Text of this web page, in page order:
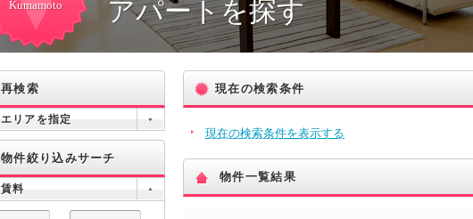
Kumamoto
アパートを探す
再検索
エリアを指定
物件絞り込みサーチ
賃料
現在の検索条件
現在の検索条件を表示する
物件一覧結果